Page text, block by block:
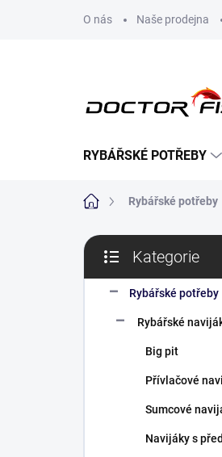
O nás Naše prodejna
RYBÁŘSKÉ POTŘEBY
Domů Rybářské potřeby
P
s
kategorie
Kategorie
Rybářské potřeby
Rybářské
Big pit
Přívlačové
Sumcové
Navijáky s